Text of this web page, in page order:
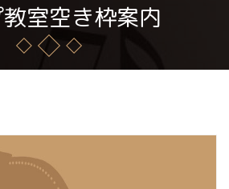
室空き枠案内